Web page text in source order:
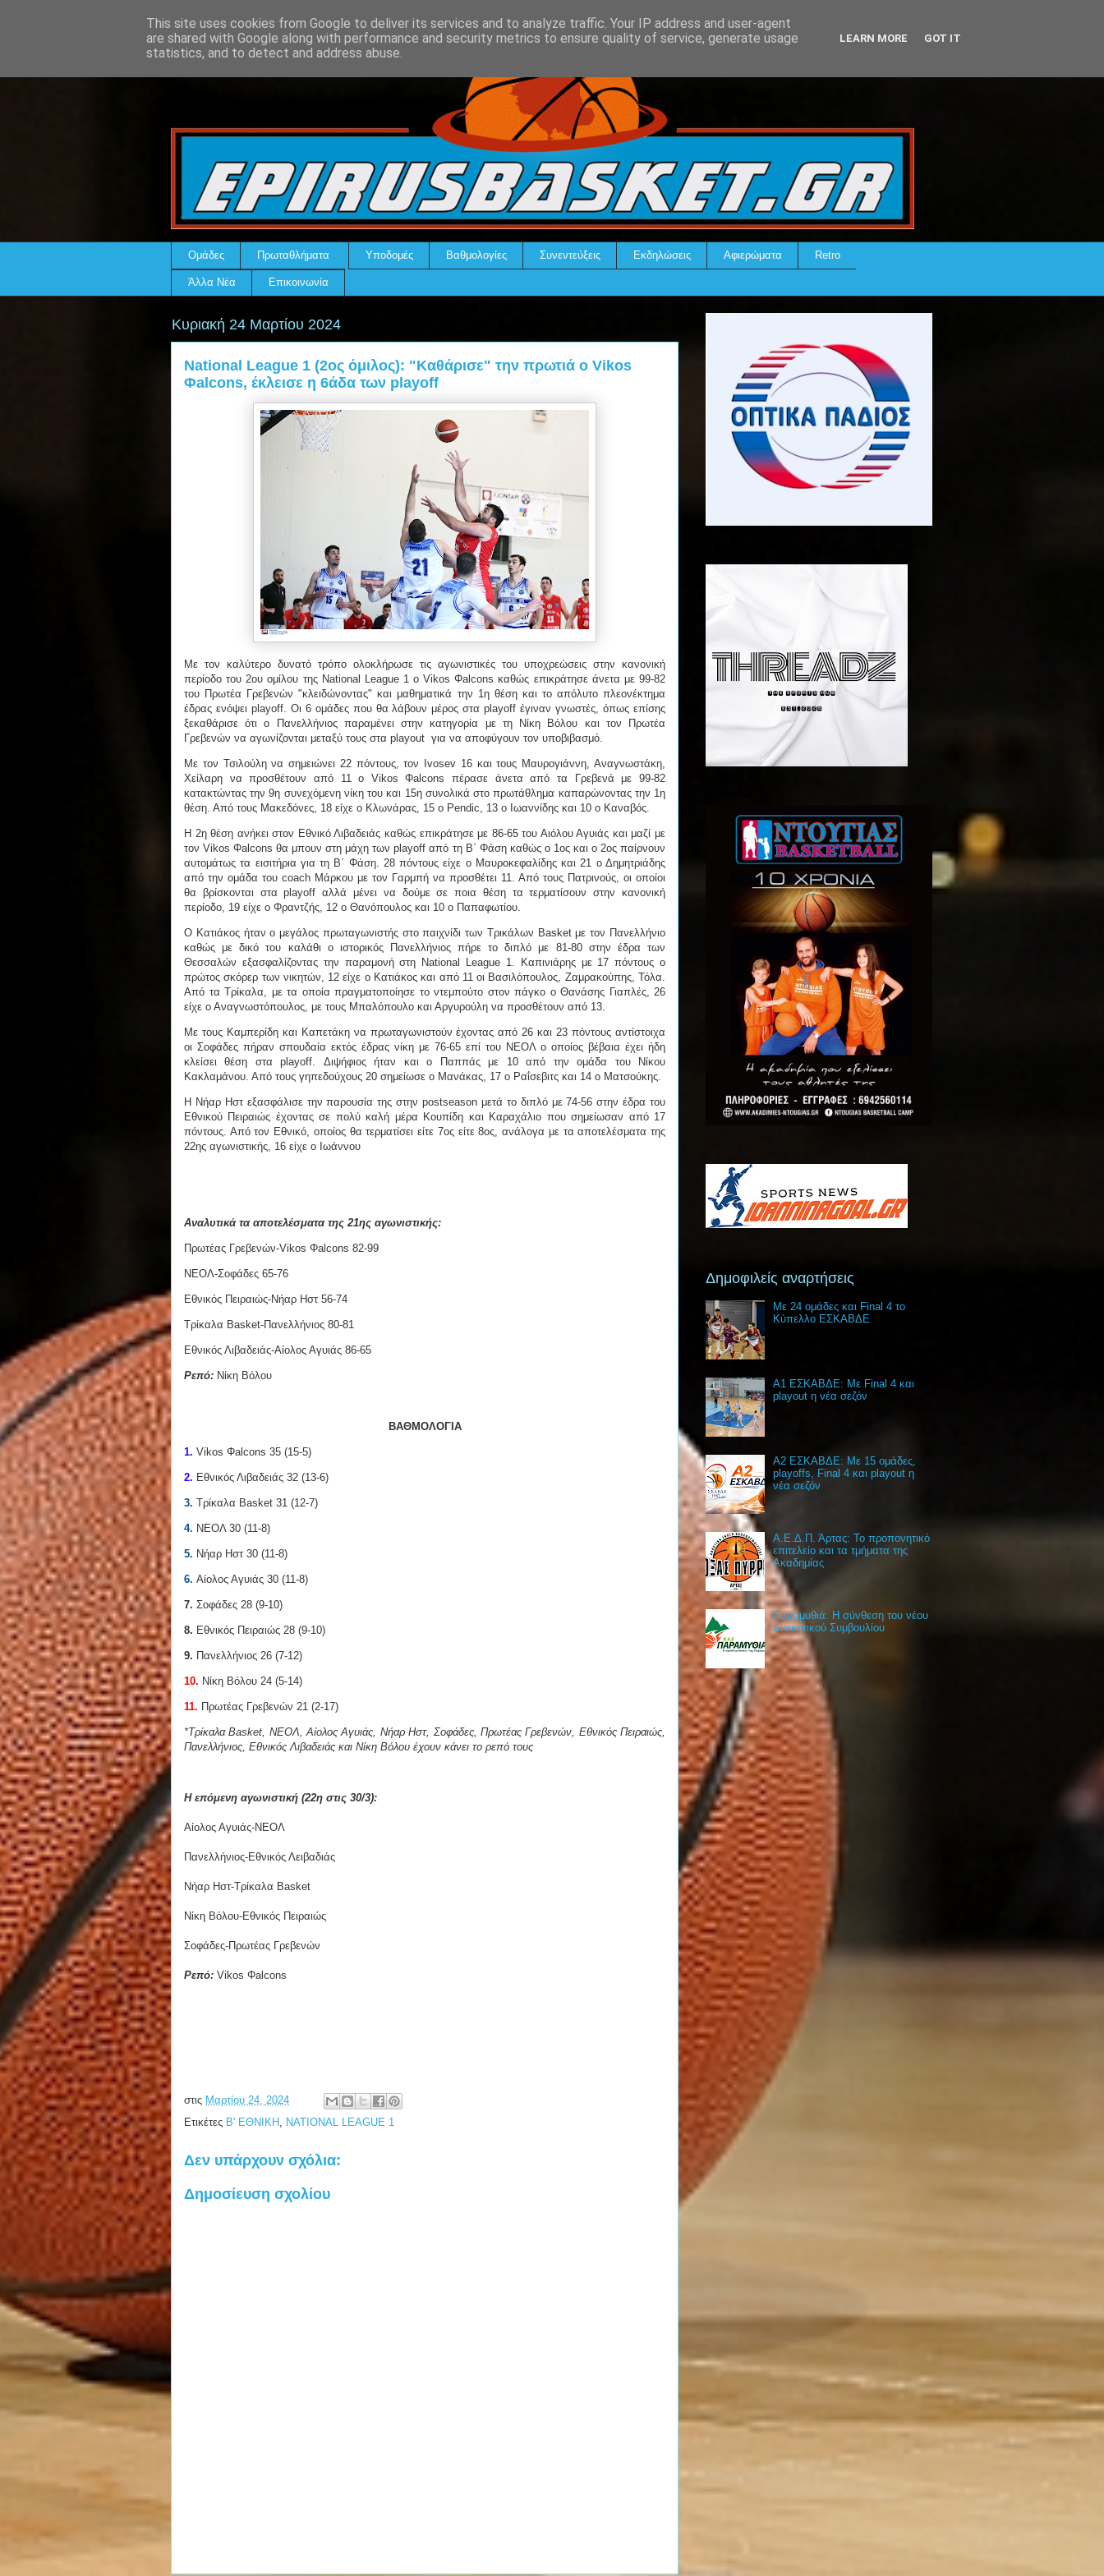
Ομάδες Πρωταθλήματα Υποδομές Βαθμολογίες Συνεντεύξεις Εκδηλώσεις Αφιερώματα Retro
Άλλα Νέα Επικοινωνία
Κυριακή 24 Μαρτίου 2024
National League 1 (2ος όμιλος): "Καθάρισε" την πρωτιά ο Vikos
Φalcons, έκλεισε η 6άδα των playoff
Με τον καλύτερο δυνατό τρόπο ολοκλήρωσε τις αγωνιστικές του υποχρεώσεις στην κανονική
περίοδο του 2ου ομίλου της National League 1 ο Vikos Φalcons καθώς επικράτησε άνετα με 99-82
του Πρωτέα Γρεβενών "κλειδώνοντας" και μαθηματικά την 1η θέση και το απόλυτο πλεονέκτημα
έδρας ενόψει playoff. Οι 6 ομάδες που θα λάβουν μέρος στα playoff έγιναν γνωστές, όπως επίσης
ξεκαθάρισε ότι ο Πανελλήνιος παραμένει στην κατηγορία με τη Νίκη Βόλου και τον Πρωτέα
Γρεβενών να αγωνίζονται μεταξύ τους στα playout για να αποφύγουν τον υποβιβασμό.
Με τον Τσιλούλη να σημειώνει 22 πόντους, τον Ivosev 16 και τους Μαυρογιάννη, Αναγνωστάκη,
Χείλαρη να προσθέτουν από 11 ο Vikos Φalcons πέρασε άνετα από τα Γρεβενά με 99-82
κατακτώντας την 9η συνεχόμενη νίκη του και 15η συνολικά στο πρωτάθλημα καπαρώνοντας την 1η
θέση. Από τους Μακεδόνες, 18 είχε ο Κλωνάρας, 15 ο Pendic, 13 ο Ιωαννίδης και 10 ο Καναβός.
Η 2η θέση ανήκει στον Εθνικό Λιβαδειάς καθώς επικράτησε με 86-65 του Αιόλου Αγυιάς και μαζί με
τον Vikos Φalcons θα μπουν στη μάχη των playoff από τη Β΄ Φάση καθώς ο 1ος και ο 2ος παίρνουν
αυτομάτως τα εισιτήρια για τη Β΄ Φάση. 28 πόντους είχε ο Μαυροκεφαλίδης και 21 ο Δημητριάδης
από την ομάδα του coach Μάρκου με τον Γαρμπή να προσθέτει 11. Από τους Πατρινούς, οι οποίοι
θα βρίσκονται στα playoff αλλά μένει να δούμε σε ποια θέση τα τερματίσουν στην κανονική
περίοδο, 19 είχε ο Φραντζής, 12 ο Θανόπουλος και 10 ο Παπαφωτίου.
Ο Κατιάκος ήταν ο μεγάλος πρωταγωνιστής στο παιχνίδι των Τρικάλων Basket με τον Πανελλήνιο
καθώς με δικό του καλάθι ο ιστορικός Πανελλήνιος πήρε το διπλό με 81-80 στην έδρα των
Θεσσαλών εξασφαλίζοντας την παραμονή στη National League 1. Καπινιάρης με 17 πόντους ο
πρώτος σκόρερ των νικητών, 12 είχε ο Κατιάκος και από 11 οι Βασιλόπουλος, Ζαμρακούπης, Τόλα.
Από τα Τρίκαλα, με τα οποία πραγματοποίησε το ντεμπούτο στον πάγκο ο Θανάσης Γιαπλές, 26
είχε ο Αναγνωστόπουλος, με τους Μπαλόπουλο και Αργυρούλη να προσθέτουν από 13.
Με τους Καμπερίδη και Καπετάκη να πρωταγωνιστούν έχοντας από 26 και 23 πόντους αντίστοιχα
οι Σοφάδες πήραν σπουδαία εκτός έδρας νίκη με 76-65 επί του ΝΕΟΛ ο οποίος βέβαια έχει ήδη
κλείσει θέση στα playoff. Διψήφιος ήταν και ο Παππάς με 10 από την ομάδα του Νίκου
Κακλαμάνου. Από τους γηπεδούχους 20 σημείωσε ο Μανάκας, 17 ο Ραΐσεβιτς και 14 ο Ματσούκης.
Η Νήαρ Ηστ εξασφάλισε την παρουσία της στην postseason μετά το διπλό με 74-56 στην έδρα του
Εθνικού Πειραιώς έχοντας σε πολύ καλή μέρα Κουπίδη και Καραχάλιο που σημείωσαν από 17
πόντους. Από τον Εθνικό, οποίος θα τερματίσει είτε 7ος είτε 8ος, ανάλογα με τα αποτελέσματα της
22ης αγωνιστικής, 16 είχε ο Ιωάννου
Αναλυτικά τα αποτελέσματα της 21ης αγωνιστικής:
Πρωτέας Γρεβενών-Vikos Φalcons 82-99
ΝΕΟΛ-Σοφάδες 65-76
Εθνικός Πειραιώς-Νήαρ Ηστ 56-74
Τρίκαλα Basket-Πανελλήνιος 80-81
Εθνικός Λιβαδειάς-Αίολος Αγυιάς 86-65
Ρεπό: Νίκη Βόλου
ΒΑΘΜΟΛΟΓΙΑ
1. Vikos Φalcons 35 (15-5)
2. Εθνικός Λιβαδειάς 32 (13-6)
3. Τρίκαλα Basket 31 (12-7)
4. ΝΕΟΛ 30 (11-8)
5. Νήαρ Ηστ 30 (11-8)
6. Αίολος Αγυιάς 30 (11-8)
7. Σοφάδες 28 (9-10)
8. Εθνικός Πειραιώς 28 (9-10)
9. Πανελλήνιος 26 (7-12)
10. Νίκη Βόλου 24 (5-14)
11. Πρωτέας Γρεβενών 21 (2-17)
*Τρίκαλα Basket, ΝΕΟΛ, Αίολος Αγυιάς, Νήαρ Ηστ, Σοφάδες, Πρωτέας Γρεβενών, Εθνικός Πειραιώς,
Πανελλήνιος, Εθνικός Λιβαδειάς και Νίκη Βόλου έχουν κάνει το ρεπό τους
Η επόμενη αγωνιστική (22η στις 30/3):
Αίολος Αγυιάς-ΝΕΟΛ
Πανελλήνιος-Εθνικός Λειβαδιάς
Νήαρ Ηστ-Τρίκαλα Basket
Νίκη Βόλου-Εθνικός Πειραιώς
Σοφάδες-Πρωτέας Γρεβενών
Ρεπό: Vikos Φalcons
στις Μαρτίου 24, 2024
Ετικέτες Β' ΕΘΝΙΚΗ , NATIONAL LEAGUE 1
Δεν υπάρχουν σχόλια:
Δημοσίευση σχολίου
Δημοφιλείς αναρτήσεις
Με 24 ομάδες και Final 4 το
Κύπελλο ΕΣΚΑΒΔΕ
Α1 ΕΣΚΑΒΔΕ: Με Final 4 και
playout η νέα σεζόν
Α2 ΕΣΚΑΒΔΕ: Με 15 ομάδες,
playoffs, Final 4 και playout η
νέα σεζόν
Α.Ε.Δ.Π. Άρτας: Το προπονητικό
επιτελείο και τα τμήματα της
Ακαδημίας
Παραμυθιά: Η σύνθεση του νέου
Διοικητικού Συμβουλίου
This site uses cookies from Google to deliver its services and to analyze traffic. Your IP address and user-agent
are shared with Google along with performance and security metrics to ensure quality of service, generate usage
statistics, and to detect and address abuse.
LEARN MORE GOT IT